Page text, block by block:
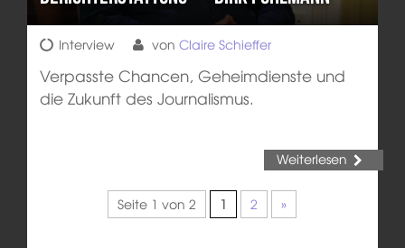
Interview von Claire Schieffer
Verpasste Chancen, Geheimdienste und
die Zukunft des Journalismus.
Weiterlesen
Seite 1 von 2 1 2 »